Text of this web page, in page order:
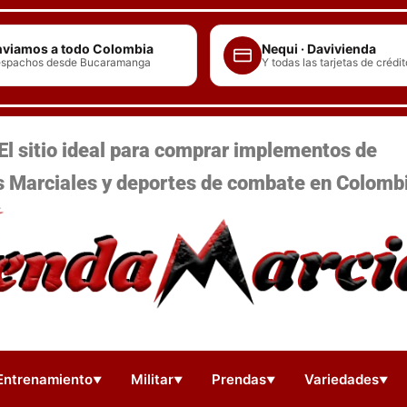
a todo Colombia
desde Bucaramanga
Nequi · Davivienda
Y todas las tarjetas de
sitio ideal para comprar implementos de
Marciales y deportes de combate en
▼ Militar▼ Prendas▼ Variedades▼